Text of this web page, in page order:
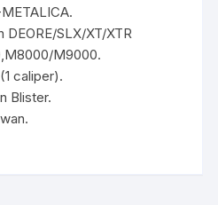
SLX/XT/XTR
M9000.
caliper).
Blister.